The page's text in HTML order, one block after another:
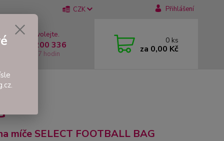
CZK Přihlášení
si rady? Zavolejte.
737 200 336
Pátek: 8 - 17 hodin
0 ks
za 0,00 Kč
BAG
míče SELECT FOOTBALL BAG